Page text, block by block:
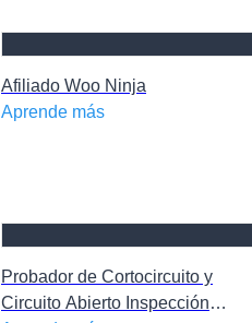
Afiliado Woo Ninja
Aprende más
Probador de Cortocircuito y
Circuito Abierto Inspección